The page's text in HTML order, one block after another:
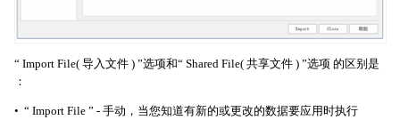
“ Import File( 导入文件 ) ”选项和“ Shared File( 共享文件 ) ”选项 的区别是
：
• “ Import File ” - 手动，当您知道有新的或更改的数据要应用时执行